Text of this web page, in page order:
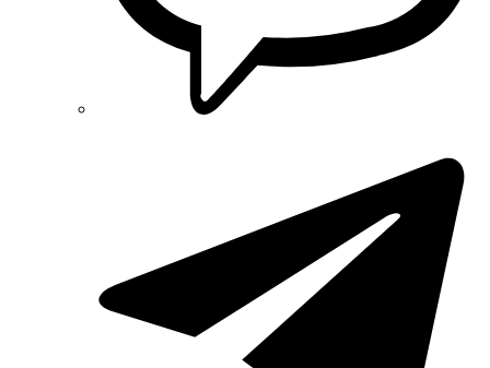
Schneider-Electric (Франція)
Smart-MAIC
Technoelectric (Італія)
Technosystems (Україна)
TEKPAN (Туреччина)
TeleTec (Україна)